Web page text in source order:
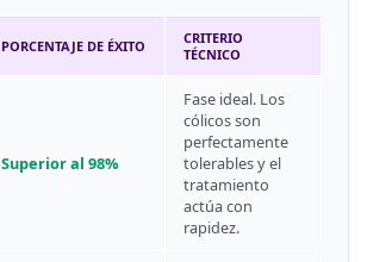
PORCENTAJE DE ÉXITO
CRITERIO
TÉCNICO
Superior al 98%
Fase ideal. Los
cólicos son
perfectamente
tolerables y el
tratamiento
actúa con
rapidez.